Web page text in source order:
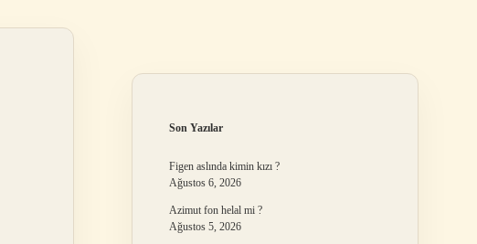
Son Yazılar
Figen aslında kimin kızı ?
Ağustos 6, 2026
Azimut fon helal mi ?
Ağustos 5, 2026